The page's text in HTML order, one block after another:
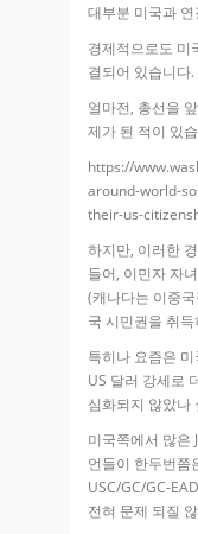
대부분 미국과
경제적으로도 미
결되어 있습니다.
얼마전, 총선을
제가 된 적이 있
https://
around-world-
their-us-
하지만, 이러한
들어, 이민자 자
(캐나다는 이중
국 시민권을 취
특히나 요즘은
US 달러 강세로
심화되지 않았나
미국쪽에서 많은
언들이 한두번쯤
USC/GC/GC-
전혀 문제 되질